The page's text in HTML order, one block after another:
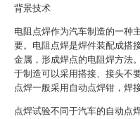
背景技术
电阻点焊作为汽车制造的一种
要。电阻点焊是焊件装配成搭
金属，形成焊点的电阻焊方法
于制造可以采用搭接、接头不
点焊一般采用自动点焊钳，焊
点焊试验不同于汽车的自动点